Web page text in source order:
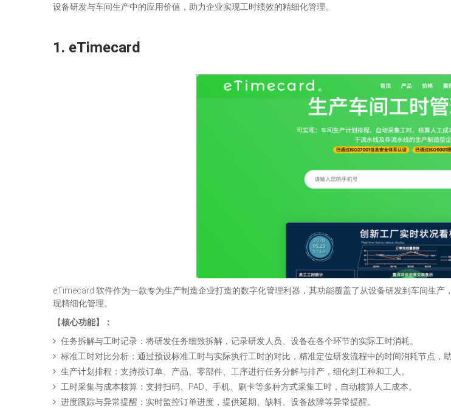
设备研发与车间生产中的应用价值，助力企业实现工时绩效的精细化管理。
1. eTimecard
eTimecard 软件作为一款专为生产制造企业打造的数字化管理利器，其功能覆盖了从设备研发到车间生
现精细化管理。
【核心功能】
：
任务拆解与工时记录：将研发任务细致拆解，记录研发人员、设备在各个环节的实际工时消耗。
标准工时对比分析：通过预设标准工时与实际执行工时的对比，精准定位研发流程中的时间消耗节点，
生产计划排程：支持按订单、产品、零部件、工序进行任务分解与排产，细化到工种和工人。
工时采集与成本核算：支持扫码、PAD、手机、刷卡等多种方式采集工时，自动核算人工成本。
进度跟踪与异常提醒：实时监控订单进度，提供延期、缺料、设备故障等异常提醒。